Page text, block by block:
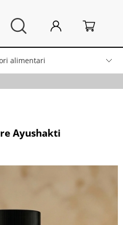
>Integratori Ayushakti
alimentari
Casa
tibetane
Ayushakti